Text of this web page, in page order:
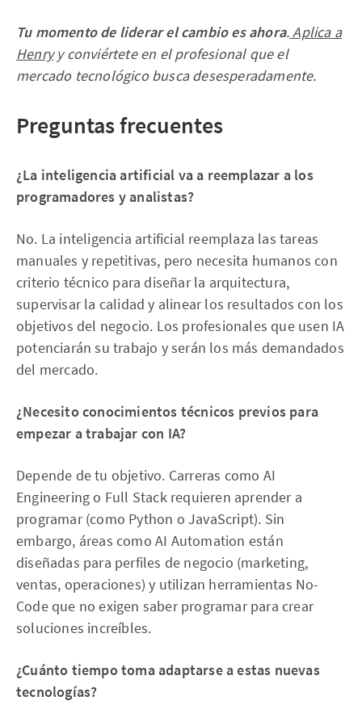
Tu momento de liderar el cambio es ahora.Aplica a
Henryy conviértete en el profesional que el
mercado tecnológico busca desesperadamente.
Preguntas frecuentes
¿La inteligencia artificial va a reemplazar a los
programadores y analistas?
No. La inteligencia artificial reemplaza las tareas
manuales y repetitivas, pero necesita humanos con
criterio técnico para diseñar la arquitectura,
supervisar la calidad y alinear los resultados con los
objetivos del negocio. Los profesionales que usen IA
potenciarán su trabajo y serán los más demandados
del mercado.
¿Necesito conocimientos técnicos previos para
empezar a trabajar con IA?
Depende de tu objetivo. Carreras como AI
Engineering o Full Stack requieren aprender a
programar (como Python o JavaScript). Sin
embargo, áreas como AI Automation están
diseñadas para perfiles de negocio (marketing,
ventas, operaciones) y utilizan herramientas No-
Code que no exigen saber programar para crear
soluciones increíbles.
¿Cuánto tiempo toma adaptarse a estas nuevas
tecnologías?